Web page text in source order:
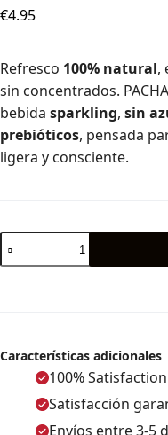
€4.95
Refresco 100% natural,
sin concentrados.
bebida sparkling, sin
prebióticos, pensada
ligera y consciente.
Características adicionales
100%
Satisfacción
Envíos entre 3-5